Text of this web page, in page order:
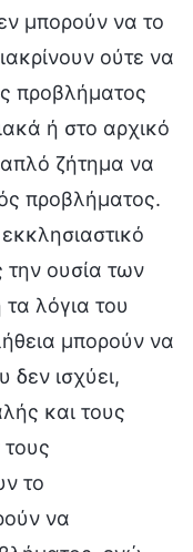
μπορούν να το
ούτε να
προβλήματος
ή στο αρχικό
απλό ζήτημα να
προβλήματος.
την ουσία των
λόγια του
μπορούν να
ισχύει,
και τους
το
να